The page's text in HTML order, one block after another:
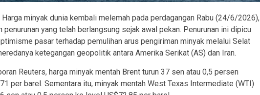
minyak dunia kembali melemah pada perdagangan Rabu (24/6/2026),
penurunan yang telah berlangsung sejak awal pekan. Penurunan ini dipicu
pasar terhadap pemulihan arus pengiriman minyak melalui Selat
ketegangan geopolitik antara Amerika Serikat (AS) dan Iran.
Reuters, harga minyak mentah Brent turun 37 sen atau 0,5 persen
per barel. Sementara itu, minyak mentah West Texas Intermediate (WTI)